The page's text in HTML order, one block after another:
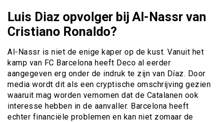
Luis Diaz opvolger bij Al-Nassr van
Cristiano Ronaldo?
Al-Nassr is niet de enige kaper op de kust. Vanuit het
kamp van FC Barcelona heeft Deco al eerder
aangegeven erg onder de indruk te zijn van Díaz. Door
media wordt dit als een cryptische omschrijving gezien
waaruit mag worden vernomen dat de Catalanen ook
interesse hebben in de aanvaller. Barcelona heeft
echter financiële problemen en kan niet zomaar de